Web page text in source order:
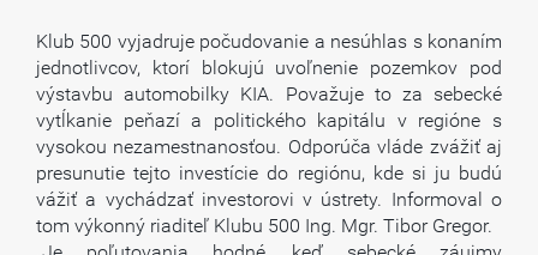
Klub 500 vyjadruje počudovanie a nesúhlas s konaním
jednotlivcov, ktorí blokujú uvoľnenie pozemkov pod
výstavbu automobilky KIA. Považuje to za sebecké
vytĺkanie peňazí a politického kapitálu v regióne s
vysokou nezamestnanosťou. Odporúča vláde zvážiť aj
presunutie tejto investície do regiónu, kde si ju budú
vážiť a vychádzať investorovi v ústrety. Informoval o
tom výkonný riaditeľ Klubu 500 Ing. Mgr. Tibor Gregor.